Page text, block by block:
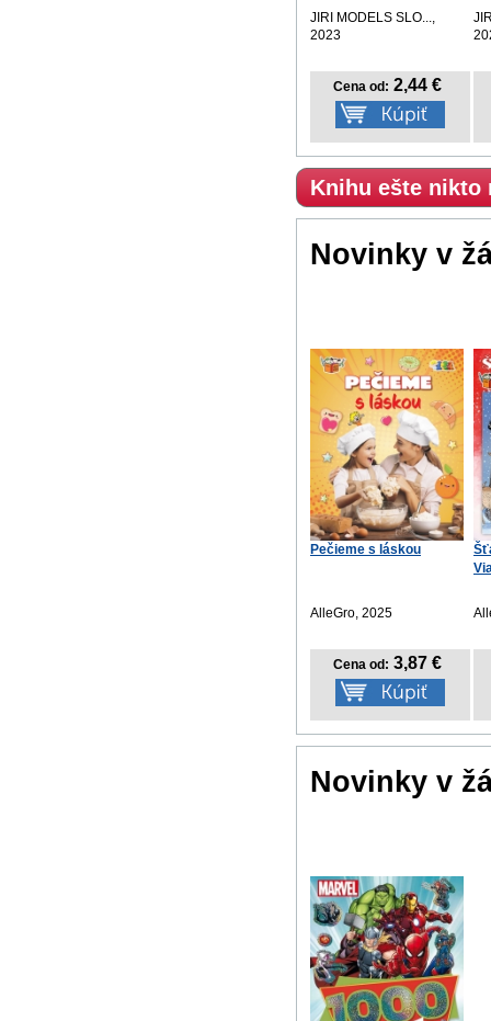
JIRI MODELS SLO...,
2023
Cena od: 2,44 €
Knihu ešte nikto
Novinky v
Pečieme s láskou
AlleGro, 2025
Cena od: 3,87 €
Novinky v